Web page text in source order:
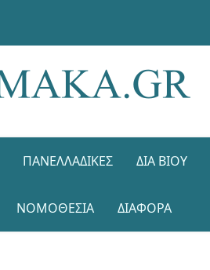
ΠΑΝΕΛΛΑΔΙΚΈΣ ΔΙΑ ΒΊΟΥ
ΝΟΜΟΘΕΣΊΑ ΔΙΑΦΟΡΑ